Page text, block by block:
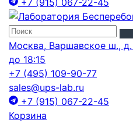
+7 (915) 067-22-45
Москва, Варшавское ш., д.
до 18:15
+7 (495) 109-90-77
sales@ups-lab.ru
+7 (915) 067-22-45
Корзина